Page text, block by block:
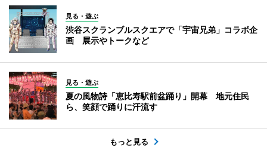
見る・遊ぶ
渋谷スクランブルスクエアで「宇宙兄弟」コラボ企
画 展示やトークなど
見る・遊ぶ
夏の風物詩「恵比寿駅前盆踊り」開幕 地元住民
ら、笑顔で踊りに汗流す
もっと見る